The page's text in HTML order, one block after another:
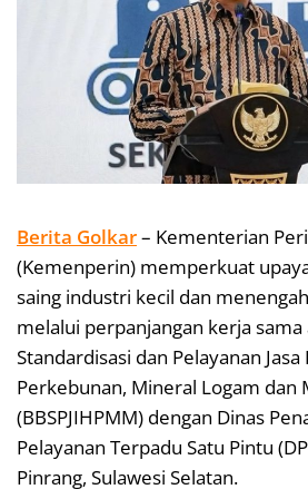
Berita Golkar– Kementerian
(Kemenperin) memperkuat
saing industri kecil dan
melalui perpanjangan kerja sama
Standardisasi dan Pelayanan
Perkebunan, Mineral Logam dan
(BBSPJIHPMM) dengan Dinas
Pelayanan Terpadu Satu Pintu
Pinrang, Sulawesi Selatan.